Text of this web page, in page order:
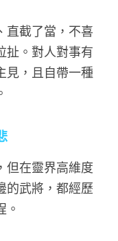
直截了當，不喜
扯。對人對事有
見，且自帶一種
但在靈界高維度
的武將，都經歷
。